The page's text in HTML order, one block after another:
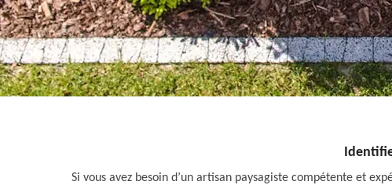
Si vous avez besoin d’un artisan paysagiste compétente et